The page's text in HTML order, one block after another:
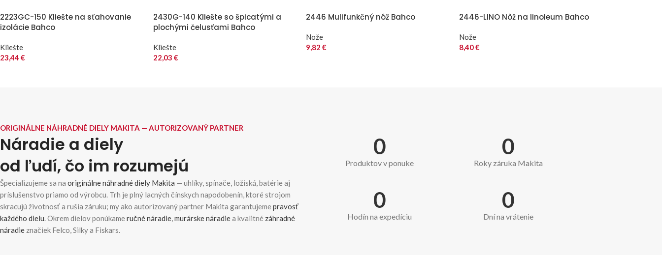
2223GC-150 Kliešte na sťahovanie
izolácie Bahco
Kliešte
23,44 €
2430G-140 Kliešte so špicatými a
plochými čelusťami Bahco
Kliešte
22,03 €
2446 Mulifunkčný nôž Bahco
Nože
9,82 €
2446-LINO Nôž na linoleum Bahco
Nože
8,40€
ORIGINÁLNE NÁHRADNÉ DIELY MAKITA — AUTORIZOVANÝ PARTNER
Náradie a diely
od ľudí, čo im rozumejú
Špecializujeme sa na originálne náhradné diely Makita — uhlíky, spínače, ložiská, batérie aj
príslušenstvo priamo od výrobcu. Trh je plný lacných čínskych napodobenín, ktoré strojom
skracujú životnosť a rušia záruku; my ako autorizovaný partner Makita garantujemepravosť
každého dielu. Okrem dielov ponúkameručné náradie,murárske náradiea kvalitné záhradné
náradie značiek Felco, Silky a Fiskars.
0
Produktov v ponuke
0
Roky záruka Makita
0
Hodín na expedíciu
0
Dní na vrátenie